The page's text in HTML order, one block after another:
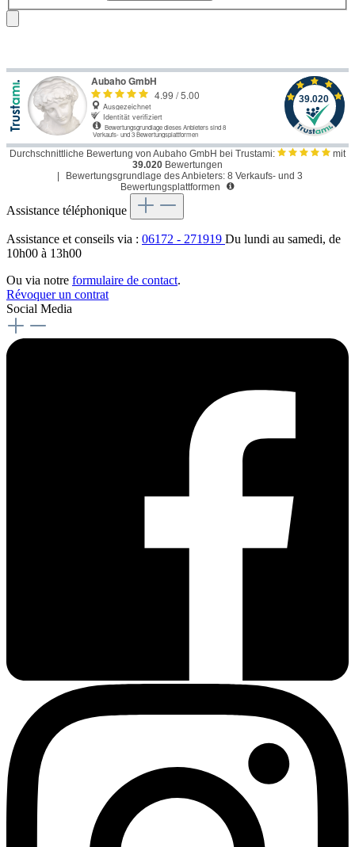
Durchschnittliche Bewertung von Aubaho GmbH bei Trustami:
mit
39.020 Bewertungen
Bewertungsgrundlage des Anbieters: 8 Verkaufs- und 3
Bewertungsplattformen
Assistance téléphonique
Assistance et conseils via : 06172 - 271919 Du lundi au samedi, de
10h00 à 13h00
Ou via notre formulaire de contact.
Révoquer un contrat
Social Media